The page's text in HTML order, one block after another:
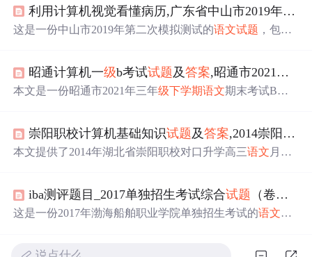
析等多个方面，对考生的语文基础知识和理解能力进行综
合考查。
利用计算机视觉看懂病历,广东省中山市2019年
九年
这是一份中山市2019年第二次模拟测试的语文试题 ，包括
强调了对经典文化的理解和积累，同时注重语言运用的准
确性。
昭通计算机一级b考试试题及答案,昭通市2021年三年
本文是一份昭通市2021年三年级下学期语文期末考试B卷
解能力。试卷旨在检测学生的学习成果，促进其语文 素养
的提升。
崇阳职校计算机基础知识试题及答案,2014崇阳职校对口升学
本文提供了2014年湖北省崇阳职校对口升学高三语文 月考
语应用、语病判断、标点符号规范、修辞手法辨析等多个
知识点，旨在测试学生的语文综合能力。
iba测评题目_2017单独招生考试综合试题 （卷）与
这是一份2017年渤海船舶职业学院单独招生考试的语文综